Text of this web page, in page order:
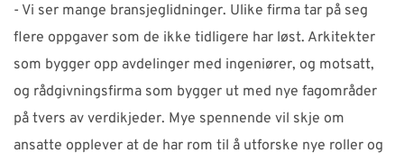
- Vi ser mange bransjeglidninger. Ulike firma tar på seg
flere oppgaver som de ikke tidligere har løst. Arkitekter
som bygger opp avdelinger med ingeniører, og motsatt,
og rådgivningsfirma som bygger ut med nye fagområder
på tvers av verdikjeder. Mye spennende vil skje om
ansatte opplever at de har rom til å utforske nye roller og